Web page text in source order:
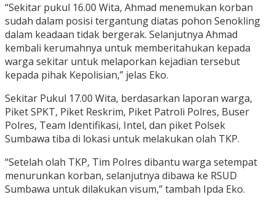
“Sekitar pukul 16.00 Wita, Ahmad menemukan korban
sudah dalam posisi tergantung diatas pohon Senokling
dalam keadaan tidak bergerak. Selanjutnya Ahmad
kembali kerumahnya untuk memberitahukan kepada
warga sekitar untuk melaporkan kejadian tersebut
kepada pihak Kepolisian,” jelas Eko.
Sekitar Pukul 17.00 Wita, berdasarkan laporan warga,
Piket SPKT, Piket Reskrim, Piket Patroli Polres, Buser
Polres, Team Identifikasi, Intel, dan piket Polsek
Sumbawa tiba di lokasi untuk melakukan olah TKP.
“Setelah olah TKP, Tim Polres dibantu warga setempat
menurunkan korban, selanjutnya dibawa ke RSUD
Sumbawa untuk dilakukan visum,” tambah Ipda Eko.